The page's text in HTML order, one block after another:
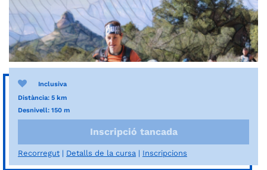
Inclusiva
Distància: 5 km
Desnivell: 150 m
Inscripció tancada
Recorregut Detalls de la cursa Inscripcions